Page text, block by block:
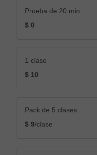
Prueba de 20 min.
$ 0
1 clase
$ 10
Pack de 5 clases
$ 9/clase